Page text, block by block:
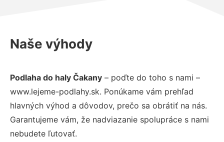
Naše výhody
Podlaha do haly Čakany – poďte do toho s nami –
www.lejeme-podlahy.sk. Ponúkame vám prehľad
hlavných výhod a dôvodov, prečo sa obrátiť na nás.
Garantujeme vám, že nadviazanie spolupráce s nami
nebudete ľutovať.